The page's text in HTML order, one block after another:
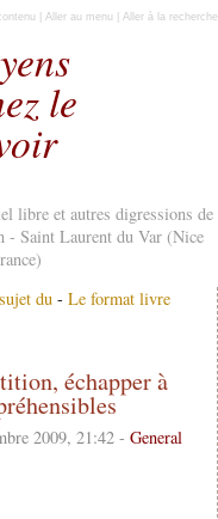
le
libre et autres digressions de
- Saint Laurent du Var (Nice
Aller au menu Aller à la recherche
du - Le format livre
échapper à
2009, 21:42 - General